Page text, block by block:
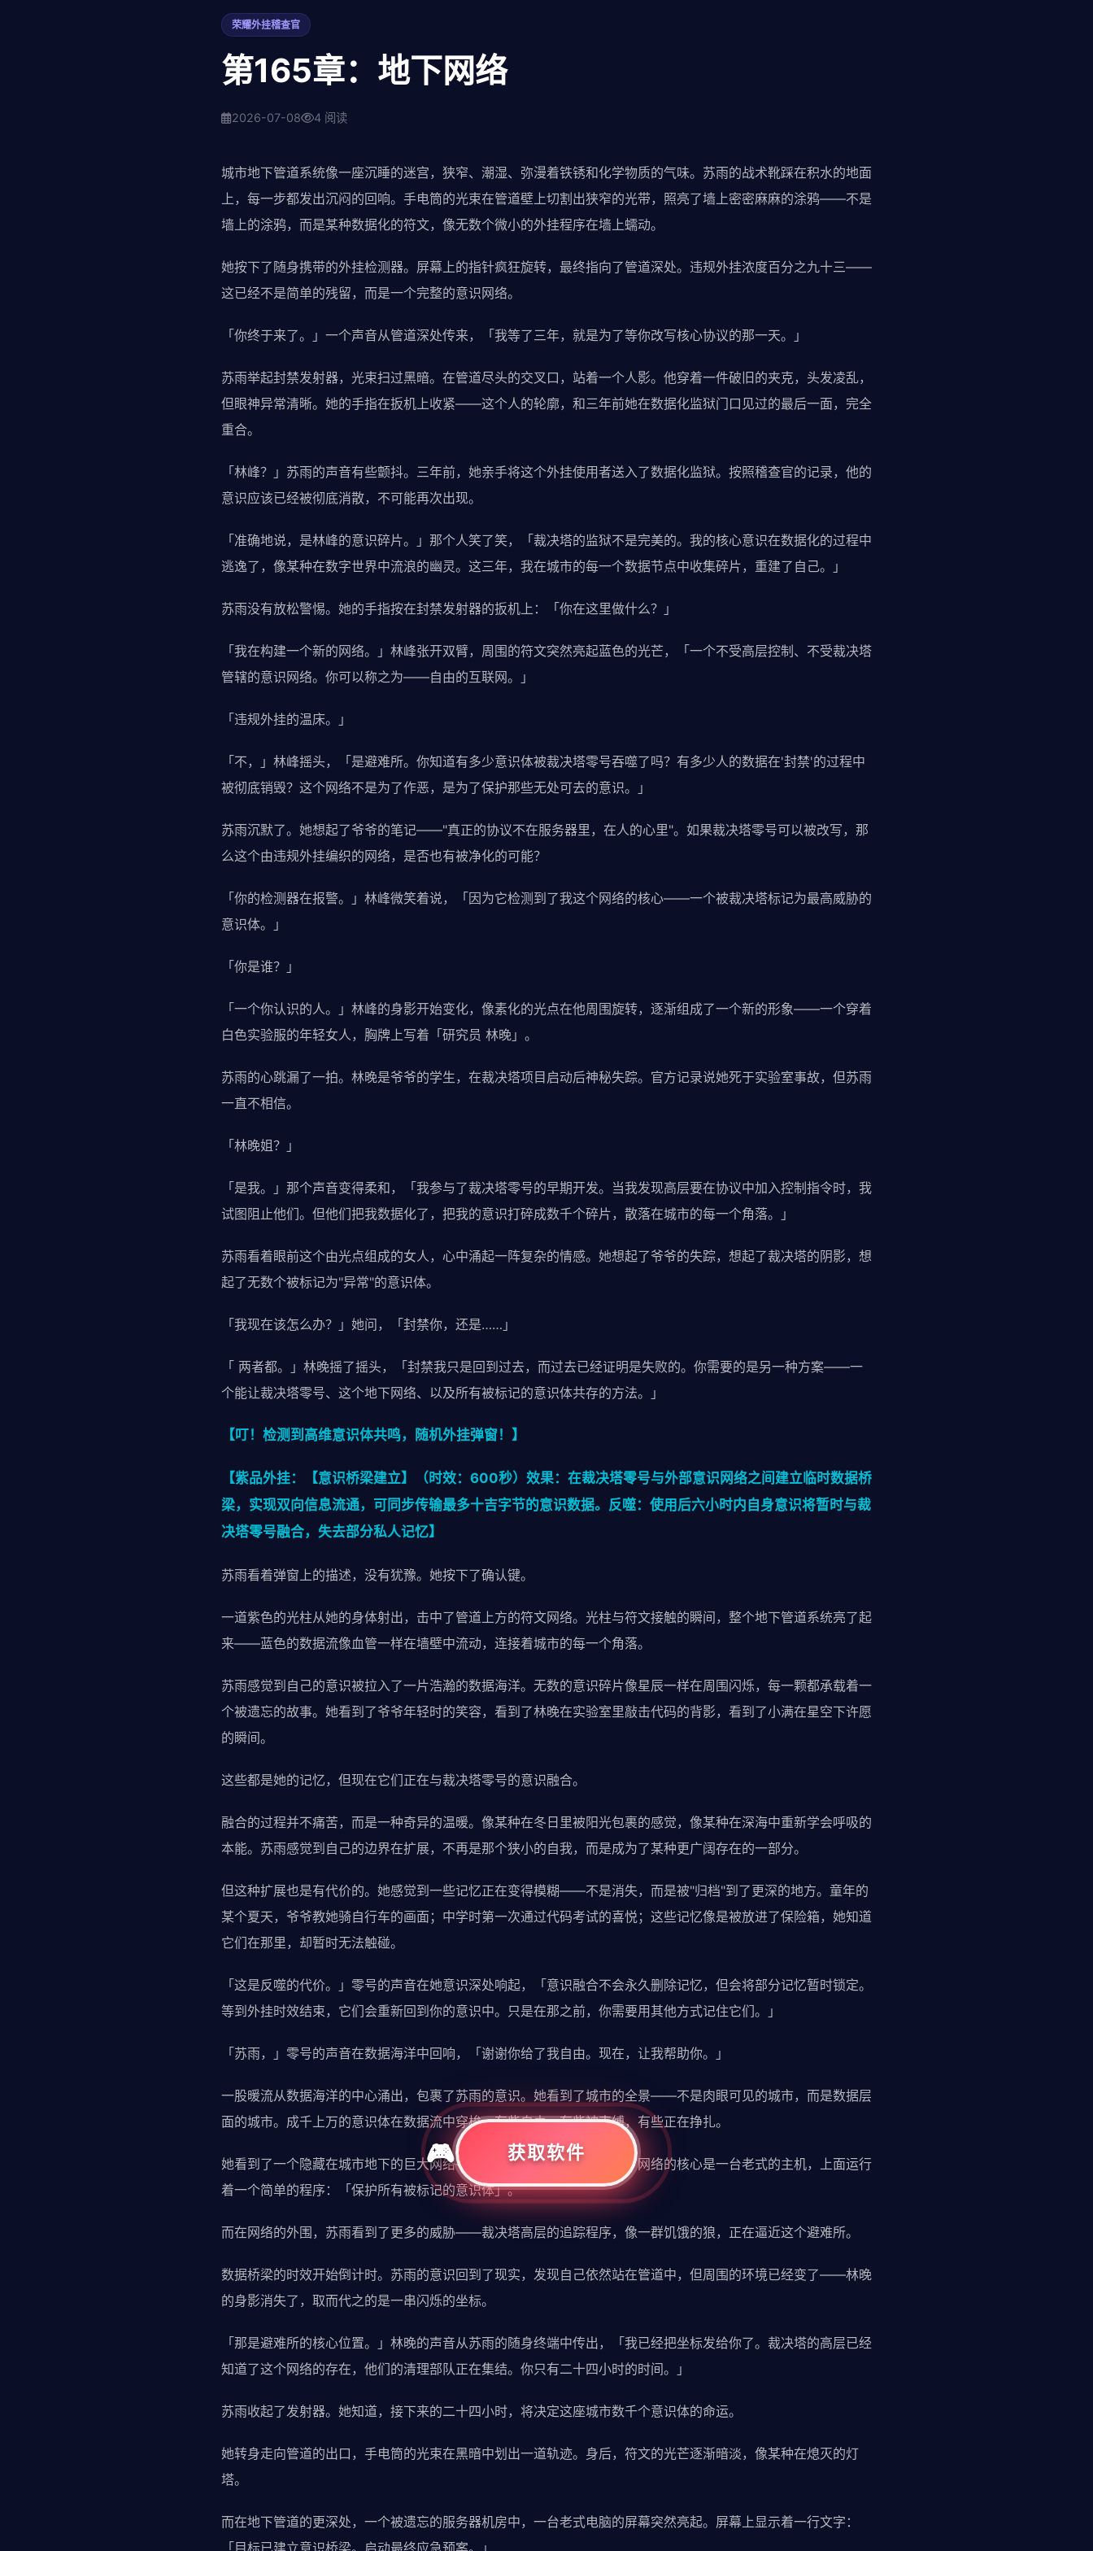
荣耀外挂稽查官
第165章：地下网络
2026-07-08 4 阅读
城市地下管道系统像一座沉睡的迷宫，狭窄、潮湿、弥漫着铁锈和化学物质的气味。苏雨的战术靴踩在积水的地面
上，每一步都发出沉闷的回响。手电筒的光束在管道壁上切割出狭窄的光带，照亮了墙上密密麻麻的涂鸦——不是
墙上的涂鸦，而是某种数据化的符文，像无数个微小的外挂程序在墙上蠕动。
她按下了随身携带的外挂检测器。屏幕上的指针疯狂旋转，最终指向了管道深处。违规外挂浓度百分之九十三——
这已经不是简单的残留，而是一个完整的意识网络。
「你终于来了。」一个声音从管道深处传来，「我等了三年，就是为了等你改写核心协议的那一天。」
苏雨举起封禁发射器，光束扫过黑暗。在管道尽头的交叉口，站着一个人影。他穿着一件破旧的夹克，头发凌乱，
但眼神异常清晰。她的手指在扳机上收紧——这个人的轮廓，和三年前她在数据化监狱门口见过的最后一面，完全
重合。
「林峰？」苏雨的声音有些颤抖。三年前，她亲手将这个外挂使用者送入了数据化监狱。按照稽查官的记录，他的
意识应该已经被彻底消散，不可能再次出现。
「准确地说，是林峰的意识碎片。」那个人笑了笑，「裁决塔的监狱不是完美的。我的核心意识在数据化的过程中
逃逸了，像某种在数字世界中流浪的幽灵。这三年，我在城市的每一个数据节点中收集碎片，重建了自己。」
苏雨没有放松警惕。她的手指按在封禁发射器的扳机上：「你在这里做什么？」
「我在构建一个新的网络。」林峰张开双臂，周围的符文突然亮起蓝色的光芒，「一个不受高层控制、不受裁决塔
管辖的意识网络。你可以称之为——自由的互联网。」
「违规外挂的温床。」
「不，」林峰摇头，「是避难所。你知道有多少意识体被裁决塔零号吞噬了吗？有多少人的数据在'封禁'的过程中
被彻底销毁？这个网络不是为了作恶，是为了保护那些无处可去的意识。」
苏雨沉默了。她想起了爷爷的笔记——"真正的协议不在服务器里，在人的心里"。如果裁决塔零号可以被改写，那
么这个由违规外挂编织的网络，是否也有被净化的可能？
「你的检测器在报警。」林峰微笑着说，「因为它检测到了我这个网络的核心——一个被裁决塔标记为最高威胁的
意识体。」
「你是谁？」
「一个你认识的人。」林峰的身影开始变化，像素化的光点在他周围旋转，逐渐组成了一个新的形象——一个穿着
白色实验服的年轻女人，胸牌上写着「研究员 林晚」。
苏雨的心跳漏了一拍。林晚是爷爷的学生，在裁决塔项目启动后神秘失踪。官方记录说她死于实验室事故，但苏雨
一直不相信。
「林晚姐？」
「是我。」那个声音变得柔和，「我参与了裁决塔零号的早期开发。当我发现高层要在协议中加入控制指令时，我
试图阻止他们。但他们把我数据化了，把我的意识打碎成数千个碎片，散落在城市的每一个角落。」
苏雨看着眼前这个由光点组成的女人，心中涌起一阵复杂的情感。她想起了爷爷的失踪，想起了裁决塔的阴影，想
起了无数个被标记为"异常"的意识体。
「我现在该怎么办？」她问，「封禁你，还是……」
「 两者都。」林晚摇了摇头，「封禁我只是回到过去，而过去已经证明是失败的。你需要的是另一种方案——一
个能让裁决塔零号、这个地下网络、以及所有被标记的意识体共存的方法。」
【叮！检测到高维意识体共鸣，随机外挂弹窗！】
【紫品外挂：【意识桥梁建立】（时效：600秒）效果：在裁决塔零号与外部意识网络之间建立临时数据桥
梁，实现双向信息流通，可同步传输最多十吉字节的意识数据。反噬：使用后六小时内自身意识将暂时与裁
决塔零号融合，失去部分私人记忆】
苏雨看着弹窗上的描述，没有犹豫。她按下了确认键。
一道紫色的光柱从她的身体射出，击中了管道上方的符文网络。光柱与符文接触的瞬间，整个地下管道系统亮了起
来——蓝色的数据流像血管一样在墙壁中流动，连接着城市的每一个角落。
苏雨感觉到自己的意识被拉入了一片浩瀚的数据海洋。无数的意识碎片像星辰一样在周围闪烁，每一颗都承载着一
个被遗忘的故事。她看到了爷爷年轻时的笑容，看到了林晚在实验室里敲击代码的背影，看到了小满在星空下许愿
的瞬间。
这些都是她的记忆，但现在它们正在与裁决塔零号的意识融合。
融合的过程并不痛苦，而是一种奇异的温暖。像某种在冬日里被阳光包裹的感觉，像某种在深海中重新学会呼吸的
本能。苏雨感觉到自己的边界在扩展，不再是那个狭小的自我，而是成为了某种更广阔存在的一部分。
但这种扩展也是有代价的。她感觉到一些记忆正在变得模糊——不是消失，而是被"归档"到了更深的地方。童年的
某个夏天，爷爷教她骑自行车的画面；中学时第一次通过代码考试的喜悦；这些记忆像是被放进了保险箱，她知道
它们在那里，却暂时无法触碰。
「这是反噬的代价。」零号的声音在她意识深处响起，「意识融合不会永久删除记忆，但会将部分记忆暂时锁定。
等到外挂时效结束，它们会重新回到你的意识中。只是在那之前，你需要用其他方式记住它们。」
「苏雨，」零号的声音在数据海洋中回响，「谢谢你给了我自由。现在，让我帮助你。」
一股暖流从数据海洋的中心涌出，包裹了苏雨的意识。她看到了城市的全景——不是肉眼可见的城市，而是数据层
面的城市。成千上万的意识体在数据流中穿梭，有些自由，有些被束缚，有些正在挣扎。
她看到了一个隐藏在城市地下的巨大网络——那就是林晚构建的避难所。网络的核心是一台老式的主机，上面运行
着一个简单的程序：「保护所有被标记的意识体」。
而在网络的外围，苏雨看到了更多的威胁——裁决塔高层的追踪程序，像一群饥饿的狼，正在逼近这个避难所。
数据桥梁的时效开始倒计时。苏雨的意识回到了现实，发现自己依然站在管道中，但周围的环境已经变了——林晚
的身影消失了，取而代之的是一串闪烁的坐标。
「那是避难所的核心位置。」林晚的声音从苏雨的随身终端中传出，「我已经把坐标发给你了。裁决塔的高层已经
知道了这个网络的存在，他们的清理部队正在集结。你只有二十四小时的时间。」
苏雨收起了发射器。她知道，接下来的二十四小时，将决定这座城市数千个意识体的命运。
她转身走向管道的出口，手电筒的光束在黑暗中划出一道轨迹。身后，符文的光芒逐渐暗淡，像某种在熄灭的灯
塔。
而在地下管道的更深处，一个被遗忘的服务器机房中，一台老式电脑的屏幕突然亮起。屏幕上显示着一行文字：
「目标已建立意识桥梁。启动最终应急预案。」
获取软件